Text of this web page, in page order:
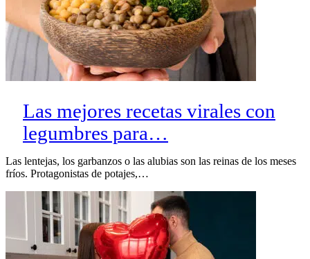
Las mejores recetas virales con
legumbres para…
Las lentejas, los garbanzos o las alubias son las reinas de los meses
fríos. Protagonistas de potajes,…